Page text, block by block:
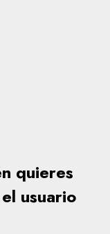
quieres
usuario